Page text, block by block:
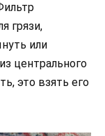
грязи,
или
центрального
это взять его